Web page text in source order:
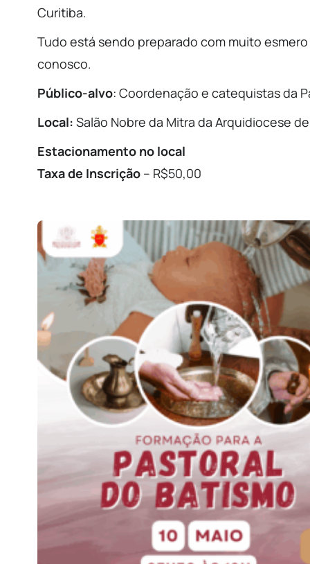
Curitiba.
Tudo está sendo preparado com muito
conosco.
Público-alvo: Coordenação e catequistas da
Local: Salão Nobre da Mitra da Arquidiocese
Estacionamento no local
Taxa de Inscrição – R$50,00